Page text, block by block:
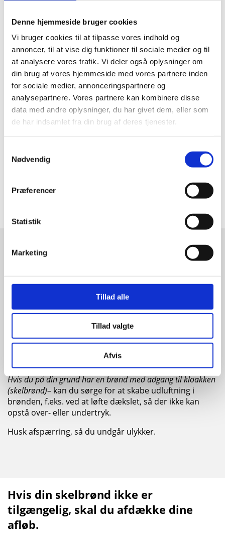
Denne hjemmeside bruger cookies
Vi bruger cookies til at tilpasse vores indhold og
annoncer, til at vise dig funktioner til sociale medier og til
at analysere vores trafik. Vi deler også oplysninger om
din brug af vores hjemmeside med vores partnere inden
for sociale medier, annonceringspartnere og
analysepartnere. Vores partnere kan kombinere disse
data med andre oplysninger, du har givet dem, eller som
de har indsamlet fra din brug af deres tjenester.
Nødvendig
Præferencer
Statistik
Marketing
Tillad alle
Tillad valgte
Afvis
Hvis det gamle rør er ødelagt, kan vi skabe en ny
kloakledning inden i røret, ved at foretage en
strømpeforing. Det betyder, at vi undgår at grave
gaden op.
Når vi foretager en strømpeforing, indfører vi en
‘strømpe’ af f.eks. polyester, filt eller glasfiber i de
eksisterende kloakledninger. Strømpen har en
indvendig ‘ballon’, som bliver pustet op, når strømpen
passer helt perfekt.
kloakledningen (næsten) så god som ny – og kan uden
Først er vi nødt til at højtryksspule
kloakledningen
For at vi kan gøre kloakledningerne klar til
strømpeforingen, skal de højtrykspules først. Det kan
vand op gennem dit toilet, gulvafløb, håndvask eller
badekar.
Hvis du på din grund har en brønd med adgang til kloakken
(skelbrønd)– kan du sørge for at skabe udluftning i
brønden, f.eks. ved at løfte dækslet, så der ikke kan
opstå over- eller undertryk.
Husk afspærring, så du undgår ulykker.
Hvis din skelbrønd ikke er
tilgængelig, skal du afdække dine
afløb.